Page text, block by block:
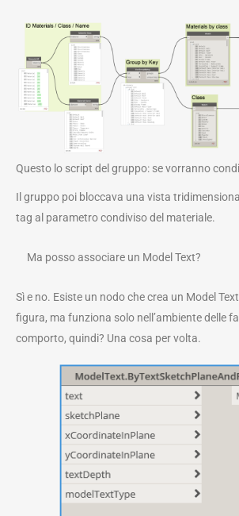
Questo lo script del gruppo: se vorranno
Il gruppo poi bloccava una vista
tag al parametro condiviso del materiale.
Ma posso associare un Model Text?
Sì e no. Esiste un nodo che crea un Model
figura, ma funziona solo nell’ambiente delle
comporto, quindi? Una cosa per volta.